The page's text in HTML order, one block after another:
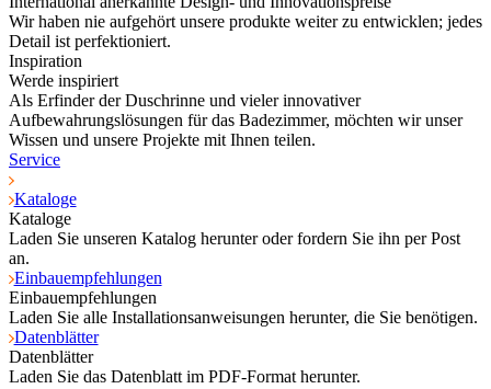
Wir haben nie aufgehört unsere produkte weiter zu entwicklen; jedes
Detail ist perfektioniert.
Inspiration
Werde inspiriert
Als Erfinder der Duschrinne und vieler innovativer
Aufbewahrungslösungen für das Badezimmer, möchten wir unser
Wissen und unsere Projekte mit Ihnen teilen.
Service
Kataloge
Kataloge
Laden Sie unseren Katalog herunter oder fordern Sie ihn per Post
an.
Einbauempfehlungen
Einbauempfehlungen
Laden Sie alle Installationsanweisungen herunter, die Sie benötigen.
Datenblätter
Datenblätter
Laden Sie das Datenblatt im PDF-Format herunter.